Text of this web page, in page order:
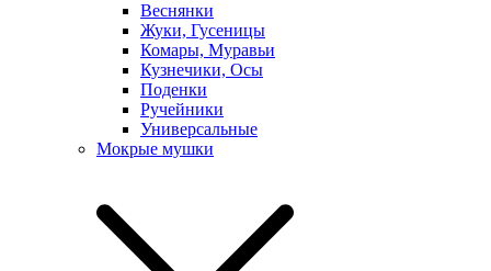
Веснянки
Жуки, Гусеницы
Комары, Муравьи
Кузнечики, Осы
Поденки
Ручейники
Универсальные
Мокрые мушки